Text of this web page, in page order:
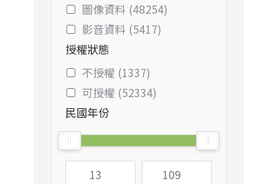
圖像資料 (48254)
影音資料 (5417)
授權狀態
不授權 (1337)
可授權 (52334)
民國年份